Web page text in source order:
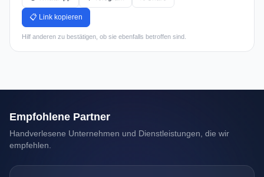
📋 Link kopieren
Hilf anderen zu bestätigen, ob sie ebenfalls betroffen sind.
Empfohlene Partner
Handverlesene Unternehmen und Dienstleistungen, die wir
empfehlen.